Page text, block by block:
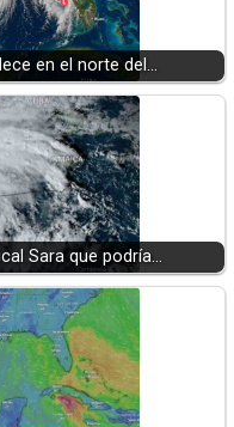
en el norte del…
Sara que podría…